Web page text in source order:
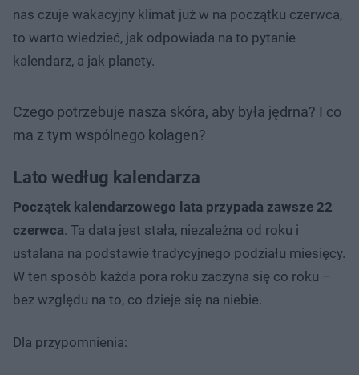
nas czuje wakacyjny klimat już w na początku czerwca,
to warto wiedzieć, jak odpowiada na to pytanie
kalendarz, a jak planety.
Czego potrzebuje nasza skóra, aby była jędrna? I co
ma z tym wspólnego kolagen?
Lato według kalendarza
Początek kalendarzowego lata przypada zawsze 22
czerwca. Ta data jest stała, niezależna od roku i
ustalana na podstawie tradycyjnego podziału miesięcy.
W ten sposób każda pora roku zaczyna się co roku –
bez względu na to, co dzieje się na niebie.
Dla przypomnienia: